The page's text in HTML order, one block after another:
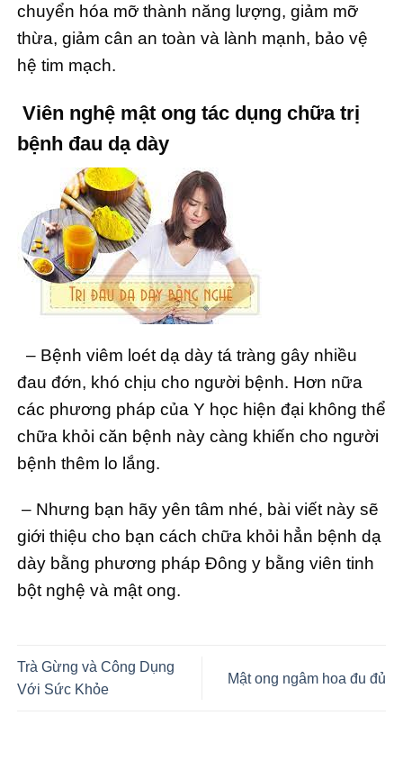
chuyển hóa mỡ thành năng lượng, giảm mỡ
thừa, giảm cân an toàn và lành mạnh, bảo vệ
hệ tim mạch.
Viên nghệ mật ong tác dụng chữa trị
bệnh đau dạ dày
– Bệnh viêm loét dạ dày tá tràng gây nhiều
đau đớn, khó chịu cho người bệnh. Hơn nữa
các phương pháp của Y học hiện đại không thể
chữa khỏi căn bệnh này càng khiến cho người
bệnh thêm lo lắng.
– Nhưng bạn hãy yên tâm nhé, bài viết này sẽ
giới thiệu cho bạn cách chữa khỏi hẳn bệnh dạ
dày bằng phương pháp Đông y bằng viên tinh
bột nghệ và mật ong.
Trà Gừng và Công Dụng
Với Sức Khỏe
Mật ong ngâm hoa đu đủ